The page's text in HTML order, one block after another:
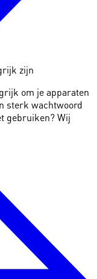
zijn
om je apparaten
sterk wachtwoord
gebruiken? Wij